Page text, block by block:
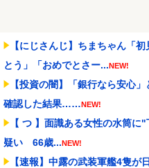
【にじさんじ】ちまちゃん「
とう」「おめでとさー...NEW!
【投資の闇】「銀行なら安心
確認した結果……NEW!
【 つ 】面識ある女性の水筒
疑い 66歳...NEW!
【速報】中露の武装軍艦4隻